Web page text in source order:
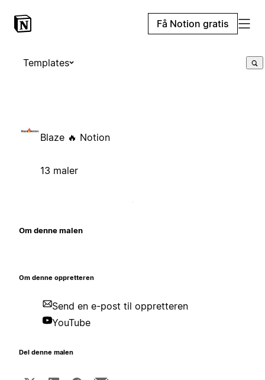
Få Notion gratis
Templates
Blaze 🔥 Notion
13 maler
Om denne malen
Om denne oppretteren
Send en e-post til oppretteren
YouTube
Del denne malen